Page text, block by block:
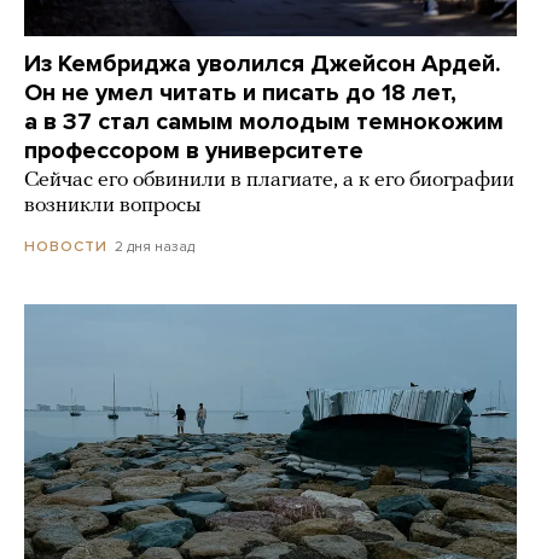
Из Кембриджа уволился Джейсон Ардей.
Он не умел читать и писать до 18 лет,
а в 37 стал самым молодым темнокожим
профессором в университете
Сейчас его обвинили в плагиате, а к его биографии
возникли вопросы
НОВОСТИ 2 дня назад